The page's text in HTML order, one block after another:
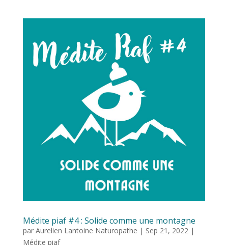
Médite piaf #4 : Solide comme une montagne
par Aurelien Lantoine Naturopathe | Sep 21, 2022 |
Médite piaf